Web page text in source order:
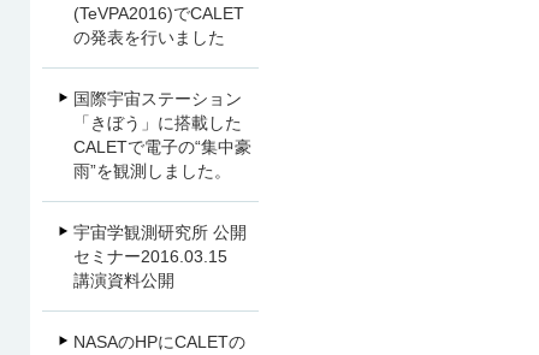
(TeVPA2016)でCALET
の発表を行いました
国際宇宙ステーション
「きぼう」に搭載した
CALETで電子の“集中豪
雨”を観測しました。
宇宙学観測研究所 公開
セミナー2016.03.15
講演資料公開
NASAのHPにCALETの